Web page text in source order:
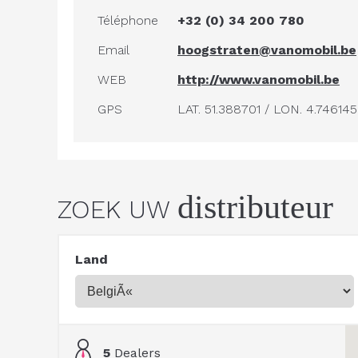
Téléphone
+32 (0) 34 200 780
Email
hoogstraten@vanomobil.be
WEB
http://www.vanomobil.be
GPS
LAT. 51.388701 / LON. 4.746145
ZOEK UW distributeur
Land
5 Dealers